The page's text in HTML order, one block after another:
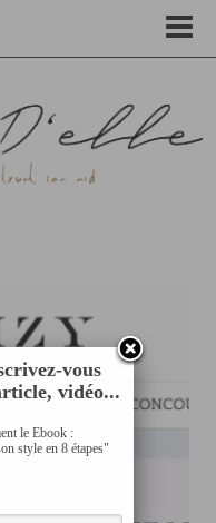
vous
vidéo...
le Ebook :
style en 8 étapes"